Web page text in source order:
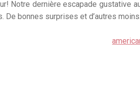
Notre dernière escapade gustative
De bonnes surprises et d’autres